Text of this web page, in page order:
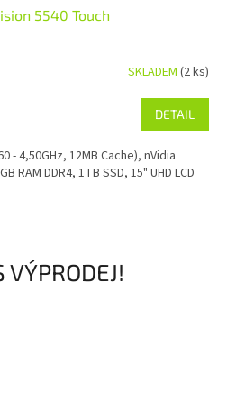
5540 Touch
SKLADEM (2 ks)
DETAIL
- 4,50GHz, 12MB Cache), nVidia
RAM DDR4, 1TB SSD, 15" UHD LCD
VÝPRODEJ!